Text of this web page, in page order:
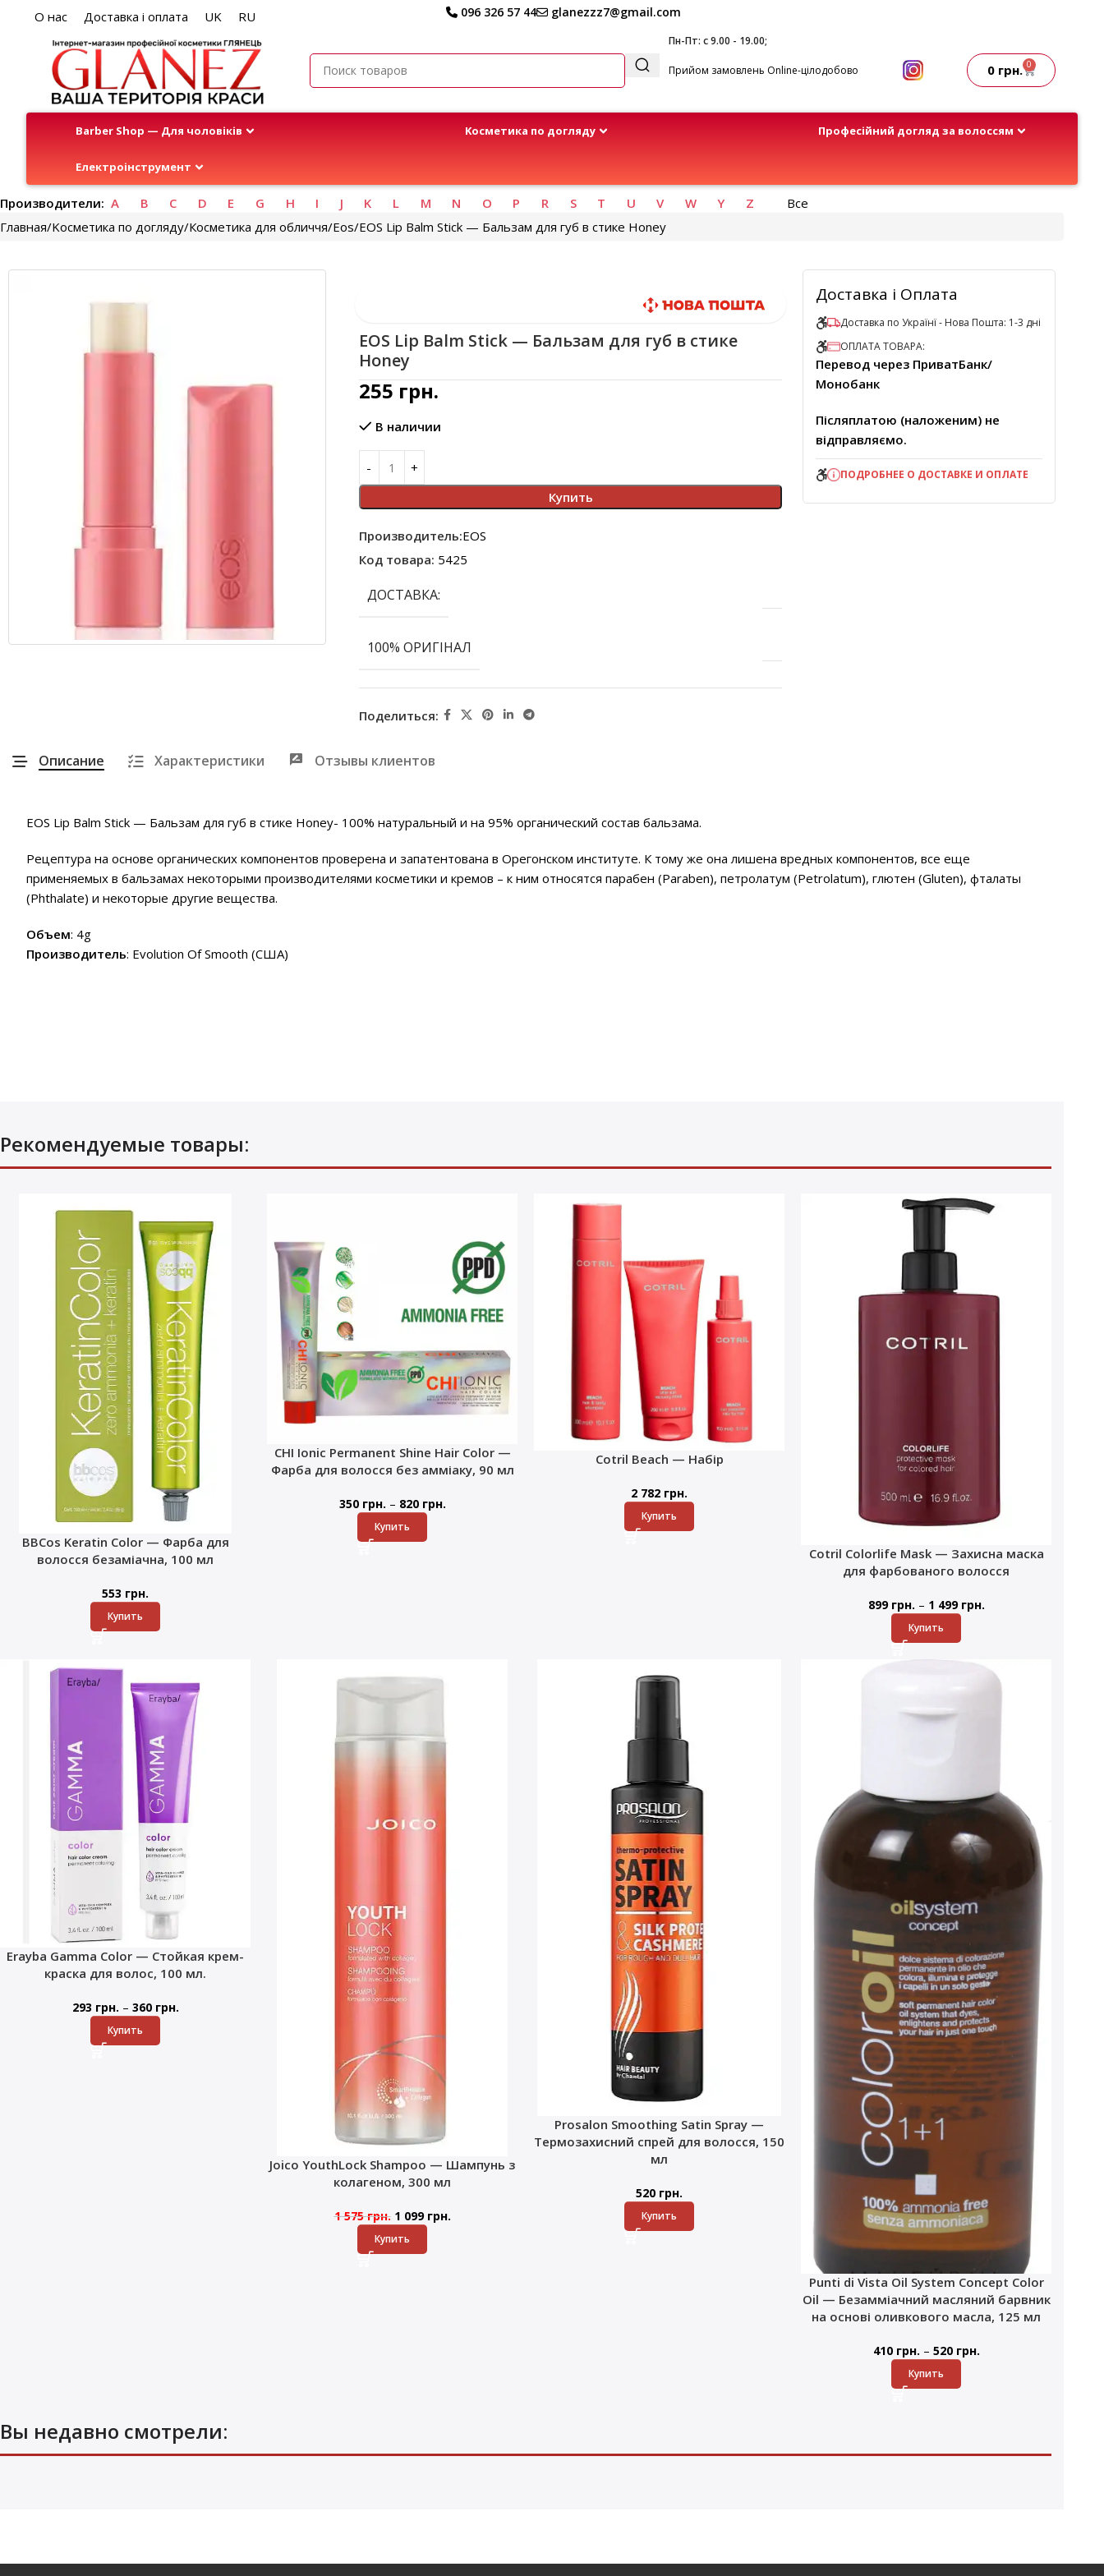
О нас Доставка і оплата UK RU 096 326 57 44 glanezzz7@gmail.com
Пн-Пт: с 9.00 - 19.00;
Прийом замовлень Online-цілодобово 0 грн. 0
Barber Shop — Для чоловіків Kосметика по догляду Професійний догляд за волоссям
Електроінструмент
Производители: A B C D E G H I J K L M N O P R S T U V W Y Z
Все
Главная Kосметика по догляду Косметика для обличчя Eos EOS Lip Balm Stick — Бальзам для губ в стике Honey
EOS Lip Balm Stick — Бальзам для губ в стике
Honey
255 грн.
В наличии
Купить
Производитель:EOS
Код товара: 5425
ДОСТАВКА:
100% ОРИГІНАЛ
Поделиться:
Доставка і Оплата
Доставка по Українї - Нова Пошта: 1-3 дні
ОПЛАТА ТОВАРА:
Перевод через ПриватБанк/
Монобанк
Післяплатою (наложеним) не
відправляємо.
ПОДРОБНЕЕ О ДОСТАВКЕ И ОПЛАТЕ
Описание Характеристики Отзывы клиентов
EOS Lip Balm Stick — Бальзам для губ в стике Honey- 100% натуральный и на 95% органический состав бальзама.
Рецептура на основе органических компонентов проверена и запатентована в Орегонском институте. К тому же она лишена вредных компонентов, все еще
применяемых в бальзамах некоторыми производителями косметики и кремов – к ним относятся парабен (Paraben), петролатум (Petrolatum), глютен (Gluten), фталаты
(Phthalate) и некоторые другие вещества.
Объем: 4g
Производитель: Evolution Of Smooth (США)
Рекомендуемые товары:
BBCos Keratin Color — Фарба для
волосся безаміачна, 100 мл
553 грн.
Купить
CHI Ionic Permanent Shine Hair Color —
Фарба для волосся без амміаку, 90 мл
350 грн. – 820 грн.
Купить
Cotril Beach — Набір
2 782 грн.
Купить
Cotril Colorlife Mask — Захисна маска
для фарбованого волосся
899 грн. – 1 499 грн.
Купить
Erayba Gamma Color — Стойкая крем-
краска для волос, 100 мл.
293 грн. – 360 грн.
Купить
Joico YouthLock Shampoo — Шампунь з
колагеном, 300 мл
1 575грн. 1 099 грн.
Купить
Prosalon Smoothing Satin Spray —
Термозахисний спрей для волосся, 150
мл
520 грн.
Купить
Punti di Vista Oil System Concept Color
Oil — Безамміачний масляний барвник
на основі оливкового масла, 125 мл
410 грн. – 520 грн.
Купить
Вы недавно смотрели: